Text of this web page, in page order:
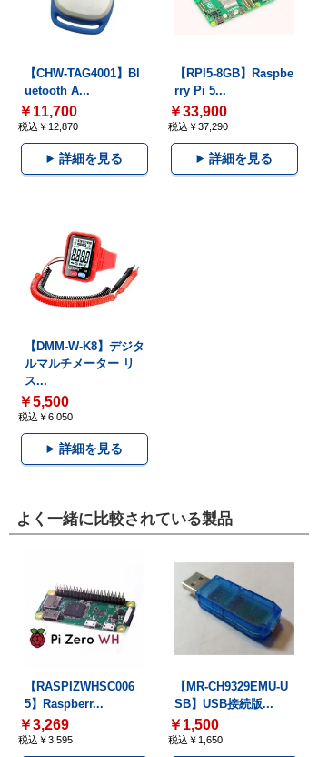
【CHW-TAG4001】Bl
uetooth A...
￥11,700
税込￥12,870
詳細を見る
【RPI5-8GB】Raspbe
rry Pi 5...
￥33,900
税込￥37,290
詳細を見る
【DMM-W-K8】デジタ
ルマルチメーター リ
ス...
￥5,500
税込￥6,050
詳細を見る
よく一緒に比較されている製品
【RASPIZWHSC006
5】Raspberr...
￥3,269
税込￥3,595
【MR-CH9329EMU-U
SB】USB接続版...
￥1,500
税込￥1,650